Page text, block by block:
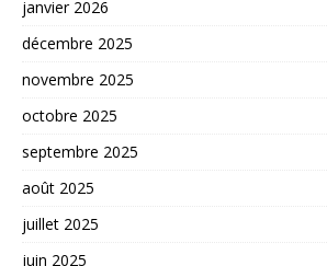
janvier 2026
décembre 2025
novembre 2025
octobre 2025
septembre 2025
août 2025
juillet 2025
juin 2025